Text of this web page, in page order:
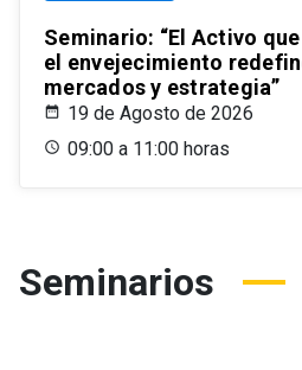
Seminario: “El Activo
el envejecimiento
mercados y estrategia”
19 de Agosto de 2026
09:00 a 11:00 horas
Seminarios